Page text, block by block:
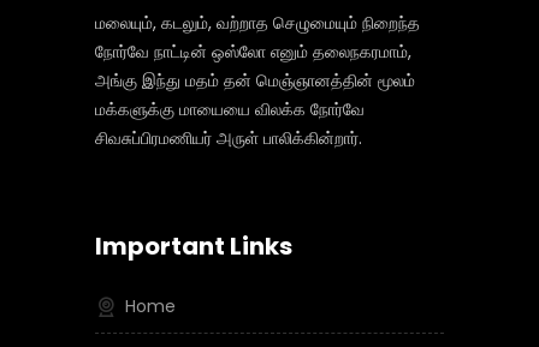
மலையும், கடலும், வற்றாத செழுமையும் நிறைந்த
நோர்வே நாட்டின் ஒஸ்லோ எனும் தலைநகரமாம்,
அங்கு இந்து மதம் தன் மெஞ்ஞானத்தின் மூலம்
மக்களுக்கு மாயையை விலக்க நோர்வே
சிவசுப்பிரமணியர் அருள் பாலிக்கின்றார்.
Important Links
Home